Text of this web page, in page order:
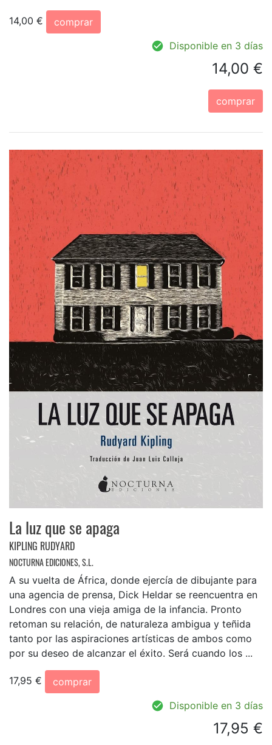
14,00 €
comprar
Disponible en 3 días
14,00 €
comprar
La luz que se apaga
KIPLING RUDYARD
NOCTURNA EDICIONES, S.L.
A su vuelta de África, donde ejercía de dibujante para
una agencia de prensa, Dick Heldar se reencuentra en
Londres con una vieja amiga de la infancia. Pronto
retoman su relación, de naturaleza ambigua y teñida
tanto por las aspiraciones artísticas de ambos como
por su deseo de alcanzar el éxito. Será cuando los ...
17,95 €
comprar
Disponible en 3 días
17,95 €